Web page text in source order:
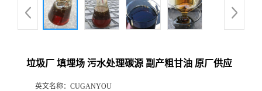
垃圾厂 填埋场 污水处理碳源 副产粗甘油 原厂供应
英文名称： CUGANYOU